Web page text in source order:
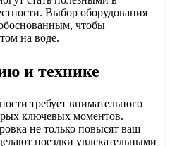
Выбор оборудования
чтобы
на воде.
и технике
требует внимательного
ключевых моментов.
не только повысят ваш
поездки увлекательными